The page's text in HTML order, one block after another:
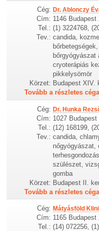
Cég: Dr. Ablonczy
Cím: 1146
Tel.: (1) 3224768,
Tev.: candida,
bőrgyógyászat
cryoterápiás
pikkelysömör
Körzet: Budapest XIV.
Tovább a részletes
Cég: Dr. Hunka
Cím: 1027
Tel.: (12) 168199,
Tev.: candida,
nőgyógyászat,
szülészet,
gomba
Körzet: Budapest II.
Tovább a részletes
Cég: Mátyásföld
Cím: 1165
Tel.: (14) 072256,